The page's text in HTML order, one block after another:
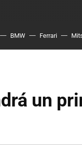
BMW Ferrari
un